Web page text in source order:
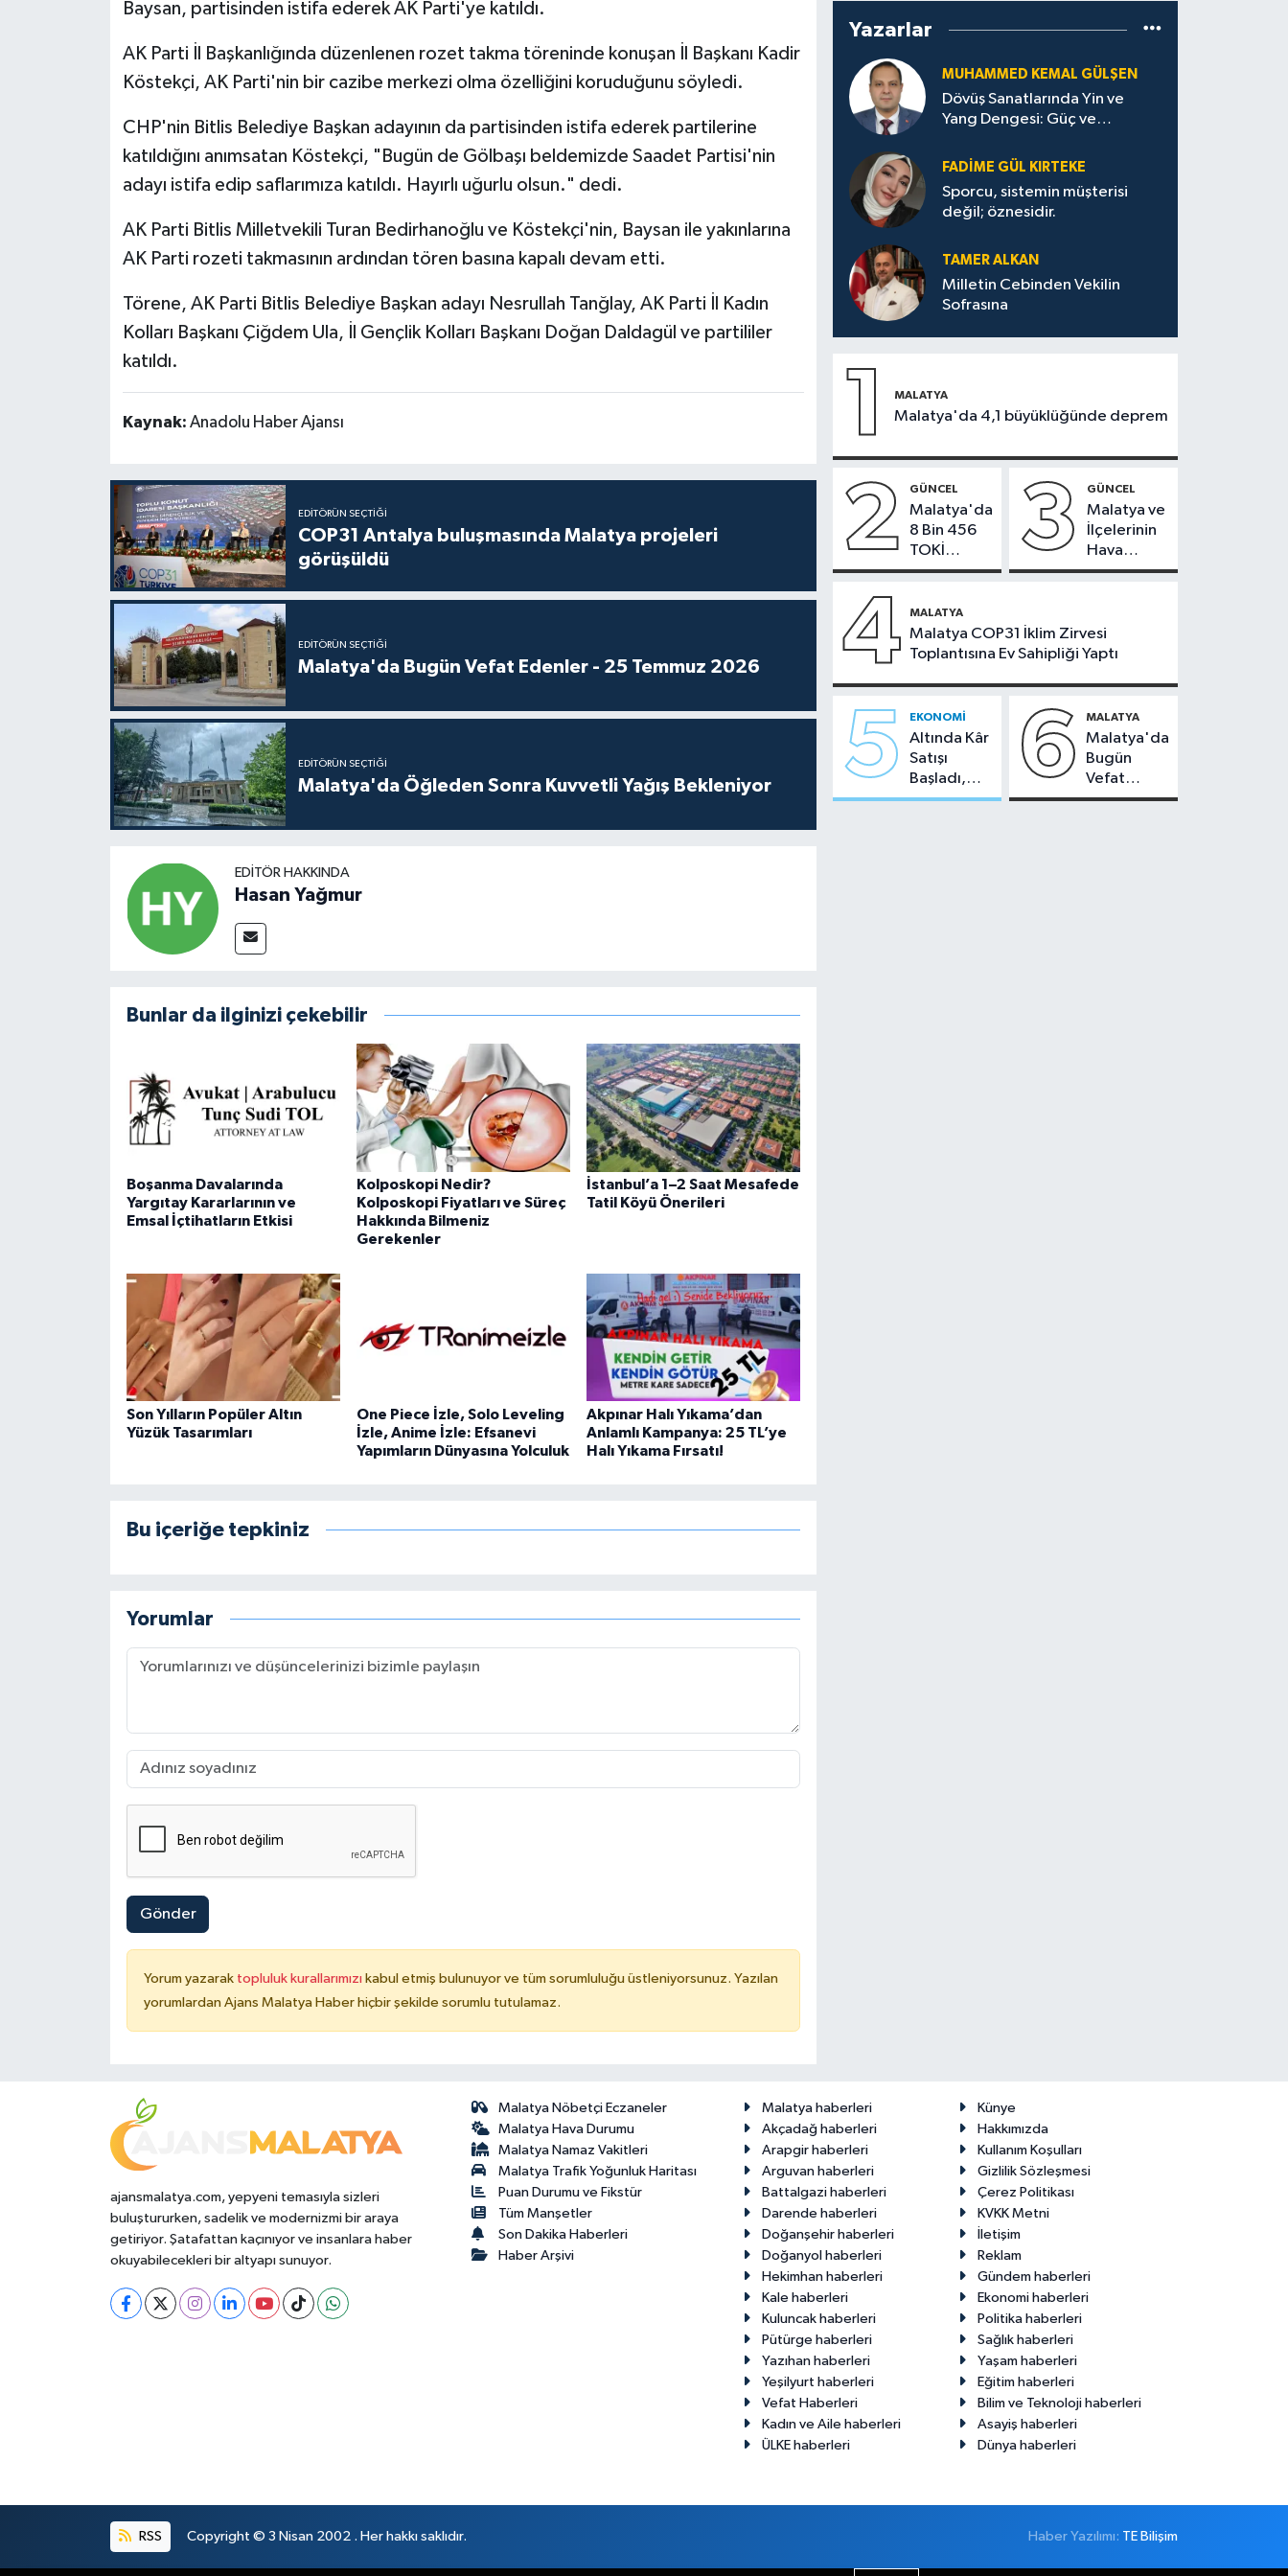
Baysan, partisinden istifa ederek AK Parti'ye katıldı.
AK Parti İl Başkanlığında düzenlenen rozet takma töreninde konuşan İl Başkanı Kadir
Köstekçi, AK Parti'nin bir cazibe merkezi olma özelliğini koruduğunu söyledi.
CHP'nin Bitlis Belediye Başkan adayının da partisinden istifa ederek partilerine
katıldığını anımsatan Köstekçi, "Bugün de Gölbaşı beldemizde Saadet Partisi'nin
adayı istifa edip saflarımıza katıldı. Hayırlı uğurlu olsun." dedi.
AK Parti Bitlis Milletvekili Turan Bedirhanoğlu ve Köstekçi'nin, Baysan ile yakınlarına
AK Parti rozeti takmasının ardından tören basına kapalı devam etti.
Törene, AK Parti Bitlis Belediye Başkan adayı Nesrullah Tanğlay, AK Parti İl Kadın
Kolları Başkanı Çiğdem Ula, İl Gençlik Kolları Başkanı Doğan Daldagül ve partililer
katıldı.
Kaynak: Anadolu Haber Ajansı
EDITÖRÜN SEÇTIĞI
COP31 Antalya buluşmasında Malatya projeleri
görüşüldü
EDITÖRÜN SEÇTIĞI
Malatya'da Bugün Vefat Edenler - 25 Temmuz 2026
EDITÖRÜN SEÇTIĞI
Malatya'da Öğleden Sonra Kuvvetli Yağış Bekleniyor
EDITÖR HAKKINDA
Hasan Yağmur
Bunlar da ilginizi çekebilir
Boşanma Davalarında
Yargıtay Kararlarının ve
Emsal İçtihatların Etkisi
Kolposkopi Nedir?
Kolposkopi Fiyatları ve Süreç
Hakkında Bilmeniz
Gerekenler
İstanbul’a 1–2 Saat Mesafede
Tatil Köyü Önerileri
Son Yılların Popüler Altın
Yüzük Tasarımları
One Piece İzle, Solo Leveling
İzle, Anime İzle: Efsanevi
Yapımların Dünyasına Yolculuk
Akpınar Halı Yıkama’dan
Anlamlı Kampanya: 25 TL’ye
Halı Yıkama Fırsatı!
Bu içeriğe tepkiniz
Yorumlar
Gönder
Yorum yazarak topluluk kurallarımızı kabul etmiş bulunuyor ve tüm sorumluluğu üstleniyorsunuz. Yazılan
yorumlardan Ajans Malatya Haber hiçbir şekilde sorumlu tutulamaz.
Yazarlar
MUHAMMED KEMAL GÜLŞEN
Dövüş Sanatlarında Yin ve
Yang Dengesi: Güç ve
FADIME GÜL KIRTEKE
Sporcu, sistemin müşterisi
değil; öznesidir.
TAMER ALKAN
Milletin Cebinden Vekilin
Sofrasına
1 MALATYA
Malatya'da 4,1 büyüklüğünde deprem
2 GÜNCEL
Malatya'da
8 Bin 456
TOKİ
Konutunun
Bugün
Çekiliyor
3 GÜNCEL
Malatya ve
İlçelerinin
Hava
Durumu -
2026
4 MALATYA
Malatya COP31 İklim Zirvesi
Toplantısına Ev Sahipliği Yaptı
5 EKONOMI
Altında Kâr
Satışı
Başladı,
Malatya'da
6 MALATYA
Malatya'da
Bugün
Vefat
Edenler -
ajansmalatya.com, yepyeni temasıyla sizleri
buluştururken, sadelik ve modernizmi bir araya
getiriyor. Şatafattan kaçınıyor ve insanlara haber
okuyabilecekleri bir altyapı sunuyor.
Malatya Nöbetçi Eczaneler
Malatya Hava Durumu
Malatya Namaz Vakitleri
Malatya Trafik Yoğunluk Haritası
Puan Durumu ve Fikstür
Tüm Manşetler
Son Dakika Haberleri
Haber Arşivi
Malatya haberleri
Künye
Akçadağ haberleri
Hakkımızda
Arapgir haberleri
Kullanım Koşulları
Arguvan haberleri
Gizlilik Sözleşmesi
Battalgazi haberleri
Çerez Politikası
Darende haberleri
KVKK Metni
Doğanşehir haberleri
İletişim
Doğanyol haberleri
Reklam
Hekimhan haberleri
Gündem haberleri
Kale haberleri
Ekonomi haberleri
Kuluncak haberleri
Politika haberleri
Pütürge haberleri
Sağlık haberleri
Yazıhan haberleri
Yaşam haberleri
Yeşilyurt haberleri
Eğitim haberleri
Vefat Haberleri
Bilim ve Teknoloji haberleri
Kadın ve Aile haberleri
Asayiş haberleri
ÜLKE haberleri
Dünya haberleri
RSS Copyright © 3 Nisan 2002 . Her hakkı saklıdır. Haber Yazılımı: TE Bilişim
Teknoloji